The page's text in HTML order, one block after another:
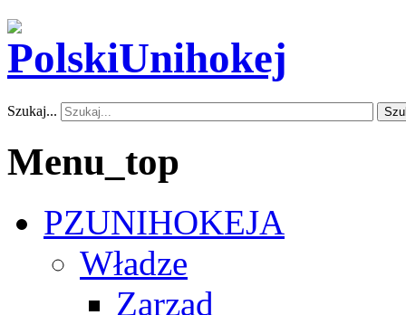
Szukaj...
Menu_top
PZUNIHOKEJA
Władze
Zarząd